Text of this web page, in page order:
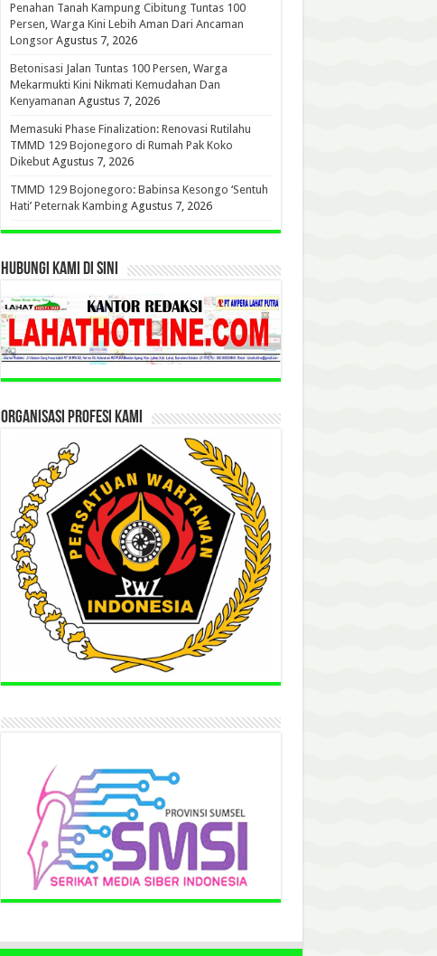
Penahan Tanah Kampung Cibitung Tuntas 100
Persen, Warga Kini Lebih Aman Dari Ancaman
Longsor Agustus 7, 2026
Betonisasi Jalan Tuntas 100 Persen, Warga
Mekarmukti Kini Nikmati Kemudahan Dan
Kenyamanan Agustus 7, 2026
Memasuki Phase Finalization: Renovasi Rutilahu
TMMD 129 Bojonegoro di Rumah Pak Koko
Dikebut Agustus 7, 2026
TMMD 129 Bojonegoro: Babinsa Kesongo ‘Sentuh
Hati’ Peternak Kambing Agustus 7, 2026
HUBUNGI KAMI DI SINI
ORGANISASI PROFESI KAMI